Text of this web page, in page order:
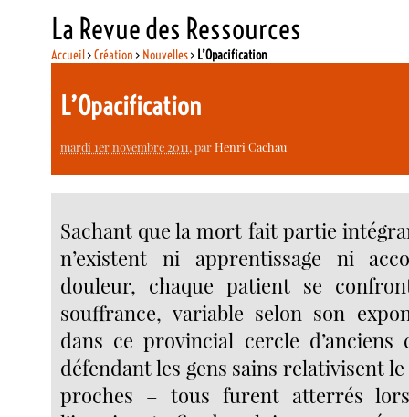
La Revue des Ressources
Accueil>Création > Nouvelles> L’Opacification
L’Opacification
mardi 1er novembre 2011, parHenri Cachau
Sachant que la mort fait partie
n’existent ni apprentissage ni
douleur, chaque patient se
souffrance, variable selon son
dans ce provincial cercle d’anciens
défendant les gens sains relativisent
proches – tous furent atterrés